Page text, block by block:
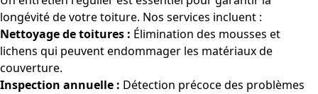
longévité de votre toiture. Nos services incluent :
Nettoyage de toitures : Élimination des mousses et
lichens qui peuvent endommager les matériaux de
couverture.
Inspection annuelle : Détection précoce des problèmes